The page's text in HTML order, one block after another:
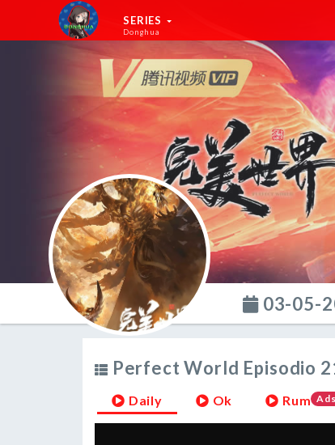
SERIES
Donghua
03-05-
Perfect World Episodio
Daily Ok Rum Ads